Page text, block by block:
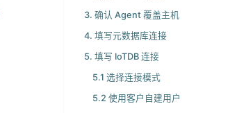
3. 确认 Agent 覆盖主机
4. 填写元数据库连接
5. 填写 IoTDB 连接
5.1 选择连接模式
5.2 使用客户自建用户